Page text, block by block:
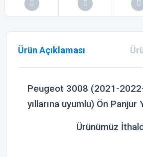
Ürün Açıklaması
Peugeot 3008 (2021-
yıllarına uyumlu) Ön Panjur
Ürünümüz